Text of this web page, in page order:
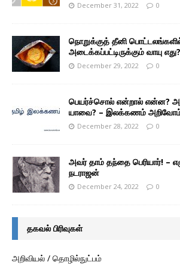
December 31, 2022 0
நொறுக்குத் தீனி
அடைக்கப்பட்டிருக்கும் வாயு
December 29, 2022 0
பெயர்ச்சொல் என்றால் என்ன?
யாவை? – இலக்கணம்
December 28, 2022 0
அவர் தாம் தந்தை பெரியார்! –
நடராஜன்
December 24, 2022 0
தகவல் பிரிவுகள்
அறிவியல் / தொழில்நுட்பம்